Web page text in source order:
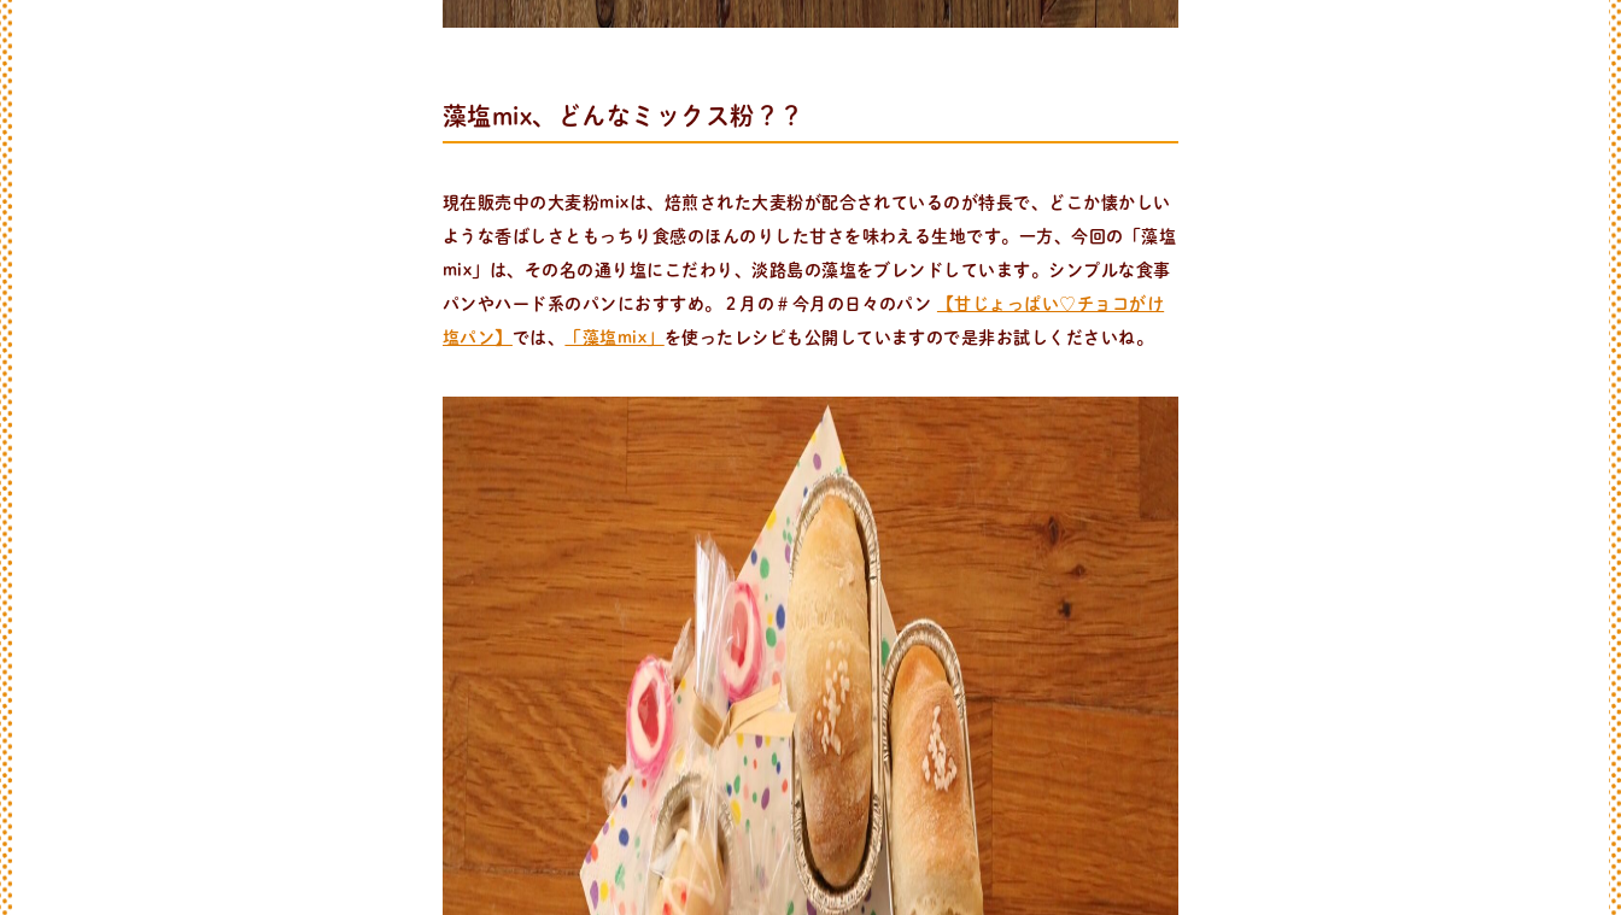
日々のパンの想いや出張パン教室の活動について。 代表の吉永麻衣子と書籍の紹介。
藻塩mix、どんなミックス粉？？
現在販売中の大麦粉mixは、焙煎された大麦粉が配合されているのが特長で、どこか懐かしい
ような香ばしさともっちり食感のほんのりした甘さを味わえる生地です。一方、今回の「藻塩
mix」は、その名の通り塩にこだわり、淡路島の藻塩をブレンドしています。シンプルな食事
パンやハード系のパンにおすすめ。２月の＃今月の日々のパン
【甘じょっぱい♡チョコがけ
塩パン】 では、 「藻塩mix」 を使ったレシピも公開していますので是非お試しくださいね。